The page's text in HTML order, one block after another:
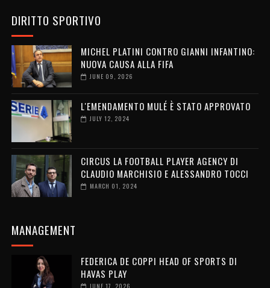
DIRITTO SPORTIVO
MICHEL PLATINI CONTRO GIANNI INFANTINO:
NUOVA CAUSA ALLA FIFA
JUNE 09, 2026
L'EMENDAMENTO MULÉ È STATO APPROVATO
JULY 12, 2024
CIRCUS LA FOOTBALL PLAYER AGENCY DI
CLAUDIO MARCHISIO E ALESSANDRO TOCCI
MARCH 01, 2024
MANAGEMENT
FEDERICA DE COPPI HEAD OF SPORTS DI
HAVAS PLAY
JUNE 17, 2026